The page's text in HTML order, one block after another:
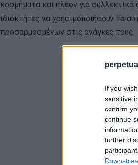
If you
sensitive
confirm
continue
further
κοσμήματα και πλέον για συλλεκτικά
ιδιοκτήτες να χρησιμοποιήσουν τα
προσαρμοσμένων στις ανάγκες τους.